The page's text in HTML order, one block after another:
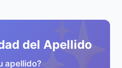
✨
del Apellido
apellido?